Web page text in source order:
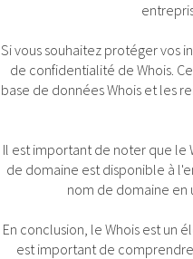
Si vous souhaitez protéger vos
de confidentialité de Whois.
base de données Whois et les
Il est important de noter que le
de domaine est disponible à
nom de domaine en
En conclusion, le Whois est un
est important de